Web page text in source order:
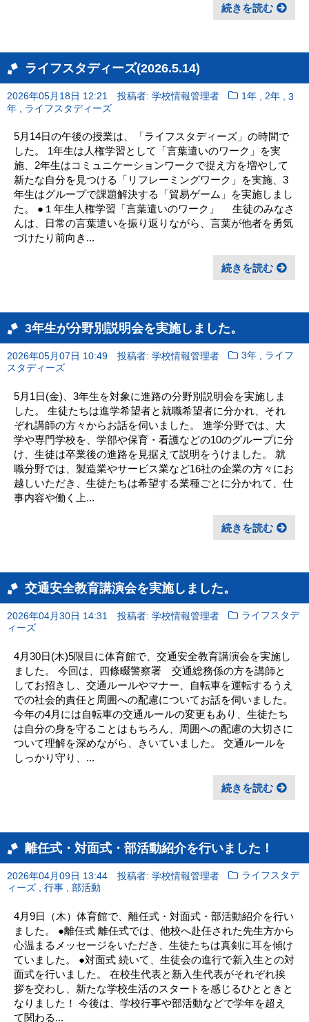
続きを読む
ライフスタディーズ(2026.5.14)
2026年05月18日 12:21 投稿者: 学校情報管理者 1年 2年 ,3
年
ライフスタディーズ
5月14日の午後の授業は、「ライフスタディーズ」の時間で
した。 1年生は人権学習として「言葉遣いのワーク」を実
施、2年生はコミュニケーションワークで捉え方を増やして
新たな自分を見つける「リフレーミングワーク」を実施、3
年生はグループで課題解決する「貿易ゲーム」を実施しまし
た。 ●１年生人権学習「言葉遣いのワーク」 生徒のみなさ
んは、日常の言葉遣いを振り返りながら、言葉が他者を勇気
づけたり前向き...
続きを読む
3年生が分野別説明会を実施しました。
2026年05月07日 10:49 投稿者: 学校情報管理者 3年 , ライフ
スタディーズ
5月1日(金)、3年生を対象に進路の分野別説明会を実施しま
した。 生徒たちは進学希望者と就職希望者に分かれ、それ
ぞれ講師の方々からお話を伺いました。 進学分野では、大
学や専門学校を、学部や保育・看護などの10のグループに分
け、生徒は卒業後の進路を見据えて説明をうけました。 就
職分野では、製造業やサービス業など16社の企業の方々にお
越しいただき、生徒たちは希望する業種ごとに分かれて、仕
事内容や働く上...
続きを読む
交通安全教育講演会を実施しました。
2026年04月30日 14:31 投稿者: 学校情報管理者
ライフスタデ
ィーズ
4月30日(木)5限目に体育館で、交通安全教育講演会を実施し
ました。 今回は、四條畷警察署 交通総務係の方を講師と
してお招きし、交通ルールやマナー、自転車を運転するうえ
での社会的責任と周囲への配慮についてお話を伺いました。
今年の4月には自転車の交通ルールの変更もあり、生徒たち
は自分の身を守ることはもちろん、周囲への配慮の大切さに
ついて理解を深めながら、きいていました。 交通ルールを
しっかり守り、...
続きを読む
離任式・対面式・部活動紹介を行いました！
2026年04月09日 13:44 投稿者: 学校情報管理者
ライフスタデ
ィーズ , 行事 , 部活動
4月9日（木）体育館で、離任式・対面式・部活動紹介を行い
ました。 ●離任式 離任式では、他校へ赴任された先生方から
心温まるメッセージをいただき、生徒たちは真剣に耳を傾け
ていました。 ●対面式 続いて、生徒会の進行で新入生との対
面式を行いました。 在校生代表と新入生代表がそれぞれ挨
拶を交わし、新たな学校生活のスタートを感じるひとときと
なりました！ 今後は、学校行事や部活動などで学年を超え
て関わる...